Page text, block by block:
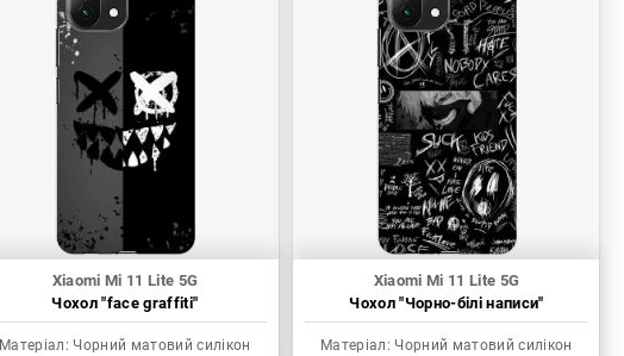
Xiaomi Mi 11 Lite 5G
Чохол "face graffiti"
Матеріал: Чорний матовий силікон
Xiaomi Mi 11 Lite 5G
Чохол "Чорно-білі написи"
Матеріал: Чорний матовий силікон